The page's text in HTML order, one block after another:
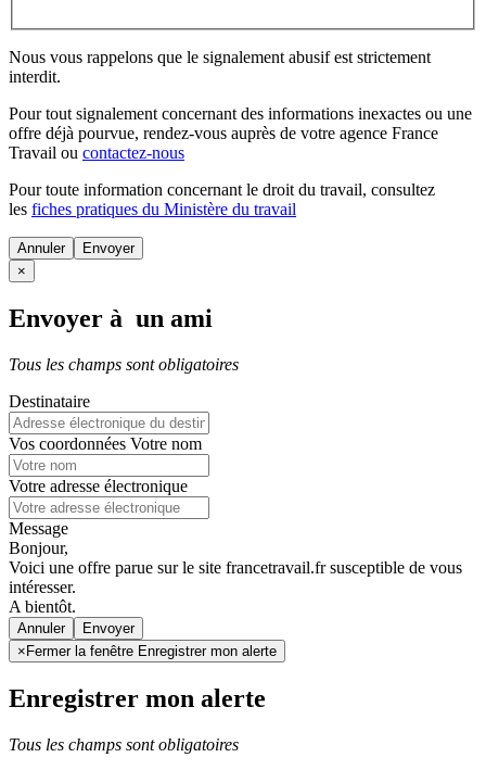
Nous vous rappelons que le signalement abusif est strictement
interdit.
Pour tout signalement concernant des informations inexactes ou une
offre déjà pourvue, rendez-vous auprès de votre agence France
Travail ou contactez-nous
Pour toute information concernant le droit du travail, consultez
les fiches pratiques du Ministère du travail
Annuler
×
Envoyer à un ami
Tous les champs sont obligatoires
Destinataire
Vos coordonnées Votre nom
Votre adresse électronique
Message
Bonjour,
Voici une offre parue sur le site francetravail.fr susceptible de vous
intéresser.
A bientôt.
Annuler
× Fermer la fenêtre Enregistrer mon alerte
Enregistrer mon alerte
Tous les champs sont obligatoires